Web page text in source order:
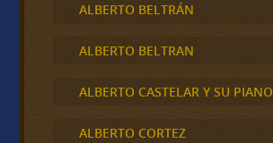
ALBERTO BELTRÁN
ALBERTO BELTRAN
ALBERTO CASTELAR Y SU PIANO
ALBERTO CORTEZ